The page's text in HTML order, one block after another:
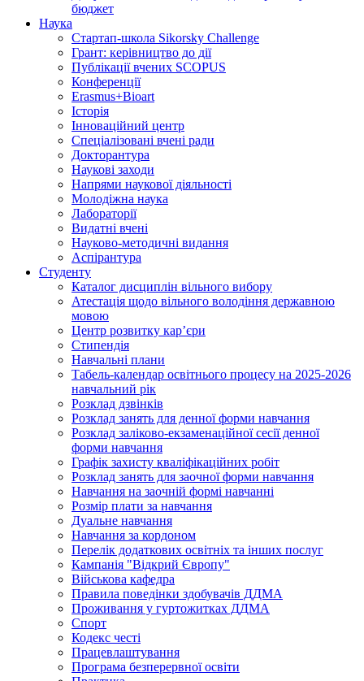
бюджет
Наука
Стартап-школа Sikorsky Challenge
Грант: керівництво до дії
Публікації вчених SCOPUS
Конференції
Erasmus+Bioart
Історія
Інноваційний центр
Спеціалізовані вчені ради
Докторантура
Наукові заходи
Напрями наукової діяльності
Молодіжна наука
Лабораторії
Видатні вчені
Науково-методичні видання
Аспірантура
Студенту
Каталог дисциплін вільного вибору
Атестація щодо вільного володіння державною
мовою
Центр розвитку кар’єри
Стипендія
Навчальні плани
Табель-календар освітнього процесу на 2025-2026
навчальний рік
Розклад дзвінків
Розклад занять для денної форми навчання
Розклад заліково-екзаменаційної сесії денної
форми навчання
Графік захисту кваліфікаційних робіт
Розклад занять для заочної форми навчання
Навчання на заочній формі навчанні
Розмір плати за навчання
Дуальне навчання
Навчання за кордоном
Перелік додаткових освітніх та інших послуг
Кампанія "Відкрий Європу"
Військова кафедра
Правила поведінки здобувачів ДДМА
Проживання у гуртожитках ДДМА
Спорт
Кодекс честі
Працевлаштування
Програма безперервної освіти